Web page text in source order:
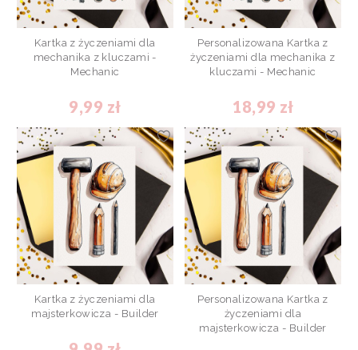
Kartka z życzeniami dla
mechanika z kluczami -
Mechanic
9,99 zł
Personalizowana Kartka z
życzeniami dla mechanika z
kluczami - Mechanic
18,99 zł
Kartka z życzeniami dla
majsterkowicza - Builder
Personalizowana Kartka z
życzeniami dla
majsterkowicza - Builder